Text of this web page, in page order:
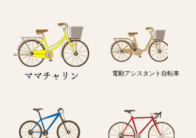
ママチャリン 電動アシスタント自転車